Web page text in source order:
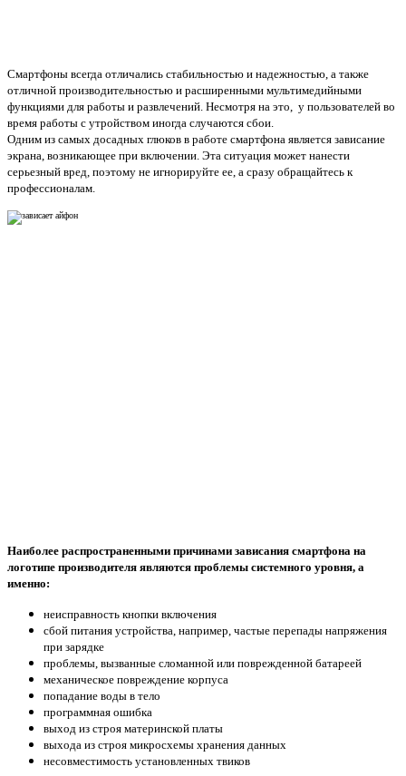
Смартфоны всегда отличались стабильностью и надежностью, а также
отличной производительностью и расширенными мультимедийными
функциями для работы и развлечений. Несмотря на это, у пользователей во
время работы с утройством иногда случаются сбои.
Одним из самых досадных глюков в работе смартфона является зависание
экрана, возникающее при включении. Эта ситуация может нанести
серьезный вред, поэтому не игнорируйте ее, а сразу обращайтесь к
профессионалам.
Наиболее распространенными причинами зависания смартфона на
логотипе производителя являются проблемы системного уровня, а
именно:
неисправность кнопки включения
сбой питания устройства, например, частые перепады напряжения
при зарядке
проблемы, вызванные сломанной или поврежденной батареей
механическое повреждение корпуса
попадание воды в тело
программная ошибка
выход из строя материнской платы
выхода из строя микросхемы хранения данных
несовместимость установленных твиков